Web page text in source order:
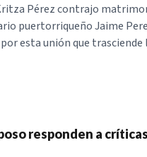
Pérez contrajo
puertorriqueño Jaime
esta unión que
responden a